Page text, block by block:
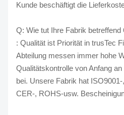
Kunde beschäftigt die
Q: Wie tut Ihre Fabrik betreffend
: Qualität ist Priorität in trusTec
Abteilung messen immer hohe
Qualitätskontrolle von Anfang
bei. Unsere Fabrik hat
CER-, ROHS-usw.